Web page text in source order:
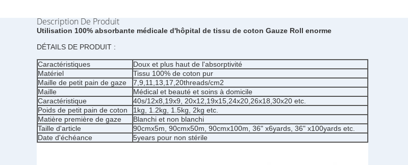
Description De Produit
Utilisation 100% absorbante médicale d'hôpital de tissu de coton Gauze Roll enorme
DÉTAILS DE PRODUIT :
Caractéristiques
Doux et plus haut de l'absorptivité
Matériel
Tissu 100% de coton pur
Maille de petit pain de gaze
7,9,11,13,17,20threads/cm2
Maille
Médical et beauté et soins à domicile
Caractéristique
40s/12x8,19x9, 20x12,19x15,24x20,26x18,30x20 etc.
Poids de petit pain de coton
1kg, 1.2kg, 1.5kg, 2kg etc.
Matière première de gaze
Blanchi et non blanchi
Taille d'article
90cmx5m, 90cmx50m, 90cmx100m, 36" x6yards, 36" x100yards etc.
Date d'échéance
5years pour non stérile